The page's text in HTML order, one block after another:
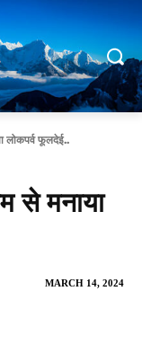
लोकपर्व फूलदेई..
से मनाया
MARCH 14, 2024